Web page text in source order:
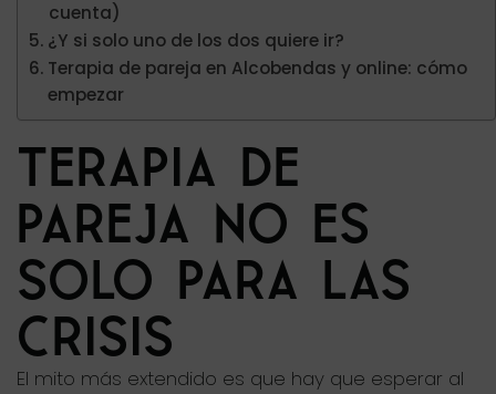
cuenta)
¿Y si solo uno de los dos quiere ir?
Terapia de pareja en Alcobendas y online: cómo
empezar
TERAPIA DE
PAREJA NO ES
SOLO PARA LAS
CRISIS
El mito más extendido es que hay que esperar al